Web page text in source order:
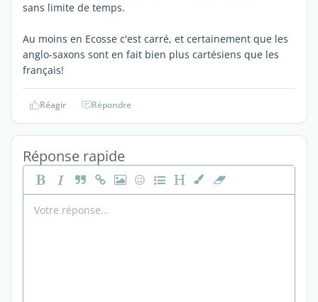
sans limite de temps.
Au moins en Ecosse c'est carré, et certainement que les
anglo-saxons sont en fait bien plus cartésiens que les
français!
Réagir Répondre
Réponse rapide